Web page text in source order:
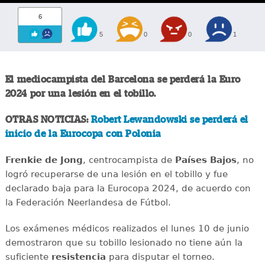
6
5 0 0 1
El mediocampista del Barcelona se perderá la Euro
2024 por una lesión en el tobillo.
OTRAS NOTICIAS: Robert Lewandowski se perderá el
inicio de la Eurocopa con Polonia
Frenkie de Jong, centrocampista de Países Bajos, no
logró recuperarse de una lesión en el tobillo y fue
declarado baja para la Eurocopa 2024, de acuerdo con
la Federación Neerlandesa de Fútbol.
Los exámenes médicos realizados el lunes 10 de junio
demostraron que su tobillo lesionado no tiene aún la
suficiente resistencia para disputar el torneo.